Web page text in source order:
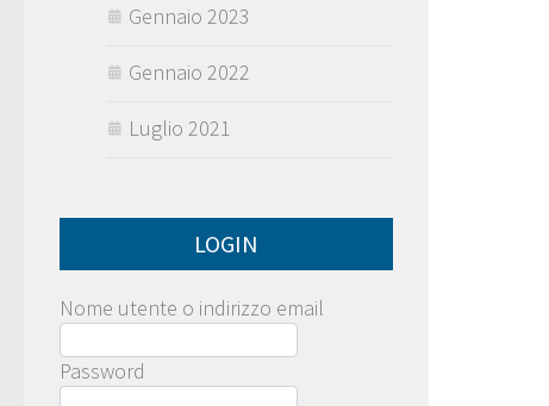
Gennaio 2023
Gennaio 2022
Luglio 2021
LOGIN
Nome utente o indirizzo email
Password